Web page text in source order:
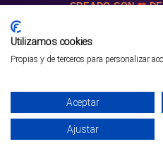
Mejor opción
CREADO CON
Utilizamos cookies
Propias y de terceros para personalizar
Aceptar
Ajustar